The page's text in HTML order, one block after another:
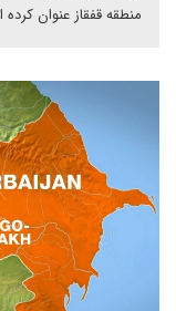
منطقه قفقاز عنوان کرده